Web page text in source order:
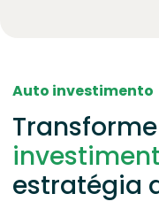
Auto investimento
estratégia